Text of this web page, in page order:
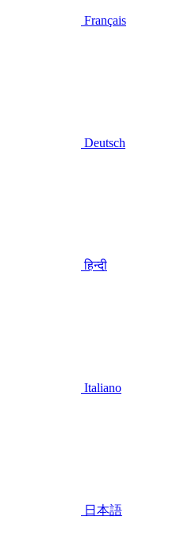
Français
Deutsch
हिन्दी
Italiano
日本語